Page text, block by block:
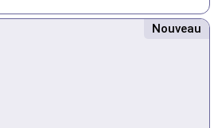
Nouveau